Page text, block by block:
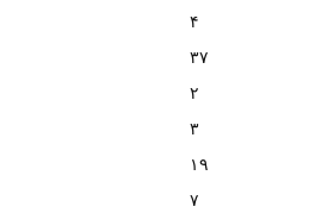
۴
۳۷
۲
۳
۱۹
۷